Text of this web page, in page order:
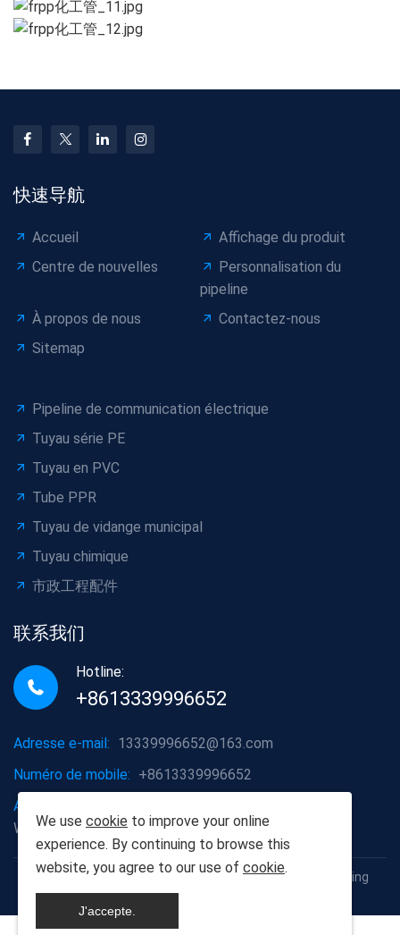
快速导航
Accueil
Affichage du produit
Centre de nouvelles
Personnalisation du
pipeline
À propos de nous
Contactez-nous
Sitemap
Pipeline de communication électrique
Tuyau série PE
Tuyau en PVC
Tube PPR
Tuyau de vidange municipal
Tuyau chimique
市政工程配件
联系我们
Hotline:
+8613339996652
Adresse e-mail: 13339996652@163.com
Numéro de mobile: +8613339996652
Adresse de l'entreprise:
Wuhan, province du Hubei
Copyright © 2012-2025 Wuhan Populus euphratica Building
Materials Co., Ltd
We use cookie to improve your online
experience. By continuing to browse this
website, you agree to our use of cookie.
J'accepte.